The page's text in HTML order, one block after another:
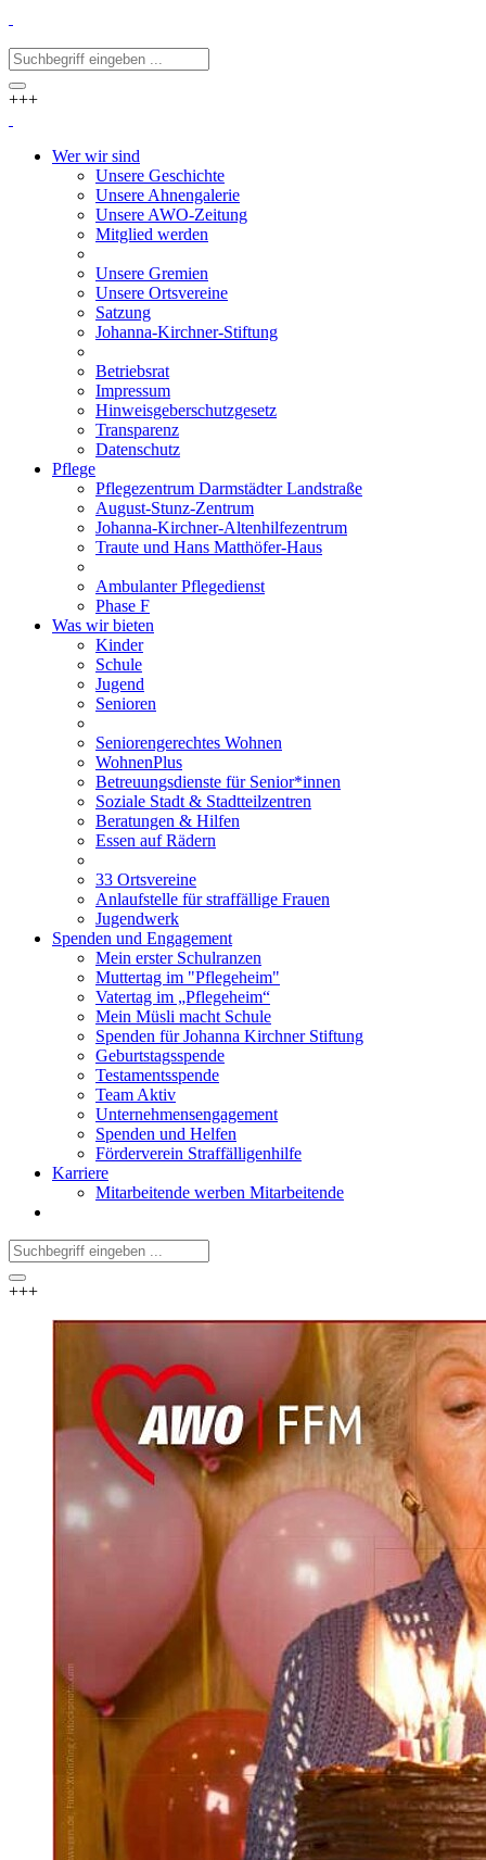
+++
Wer wir sind
Unsere Geschichte
Unsere Ahnengalerie
Unsere AWO-Zeitung
Mitglied werden
Unsere Gremien
Unsere Ortsvereine
Satzung
Johanna-Kirchner-Stiftung
Betriebsrat
Impressum
Hinweisgeberschutzgesetz
Transparenz
Datenschutz
Pflege
Pflegezentrum Darmstädter Landstraße
August-Stunz-Zentrum
Johanna-Kirchner-Altenhilfezentrum
Traute und Hans Matthöfer-Haus
Ambulanter Pflegedienst
Phase F
Was wir bieten
Kinder
Schule
Jugend
Senioren
Seniorengerechtes Wohnen
WohnenPlus
Betreuungsdienste für Senior*innen
Soziale Stadt & Stadtteilzentren
Beratungen & Hilfen
Essen auf Rädern
33 Ortsvereine
Anlaufstelle für straffällige Frauen
Jugendwerk
Spenden und Engagement
Mein erster Schulranzen
Muttertag im "Pflegeheim"
Vatertag im „Pflegeheim“
Mein Müsli macht Schule
Spenden für Johanna Kirchner Stiftung
Geburtstagsspende
Testamentsspende
Team Aktiv
Unternehmensengagement
Spenden und Helfen
Förderverein Straffälligenhilfe
Karriere
Mitarbeitende werben Mitarbeitende
+++